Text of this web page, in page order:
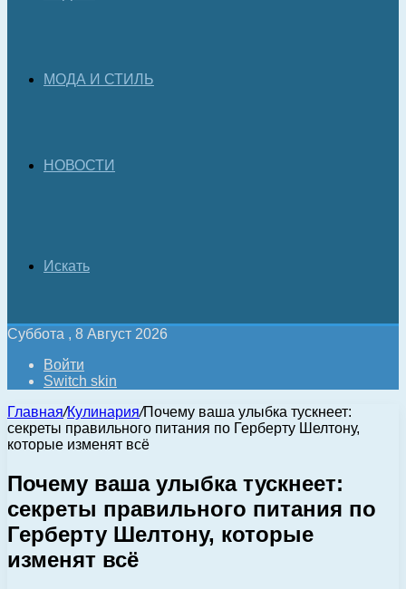
МОДА И СТИЛЬ
НОВОСТИ
Искать
Суббота , 8 Август 2026
Войти
Switch skin
Главная/Кулинария/Почему ваша улыбка тускнеет:
секреты правильного питания по Герберту Шелтону,
которые изменят всё
Почему ваша улыбка тускнеет:
секреты правильного питания по
Герберту Шелтону, которые
изменят всё